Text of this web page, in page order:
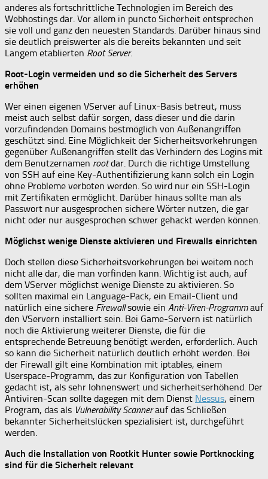
anderes als fortschrittliche Technologien im Bereich des
Webhostings dar. Vor allem in puncto Sicherheit entsprechen
sie voll und ganz den neuesten Standards. Darüber hinaus sind
sie deutlich preiswerter als die bereits bekannten und seit
Langem etablierten Root Server.
Root-Login vermeiden und so die Sicherheit des Servers
erhöhen
Wer einen eigenen VServer auf Linux-Basis betreut, muss
meist auch selbst dafür sorgen, dass dieser und die darin
vorzufindenden Domains bestmöglich von Außenangriffen
geschützt sind. Eine Möglichkeit der Sicherheitsvorkehrungen
gegenüber Außenangriffen stellt das Verhindern des Logins mit
dem Benutzernamen rootdar. Durch die richtige Umstellung
von SSH auf eine Key-Authentifizierung kann solch ein Login
ohne Probleme verboten werden. So wird nur ein SSH-Login
mit Zertifikaten ermöglicht. Darüber hinaus sollte man als
Passwort nur ausgesprochen sichere Wörter nutzen, die gar
nicht oder nur ausgesprochen schwer gehackt werden können.
Möglichst wenige Dienste aktivieren und Firewalls einrichten
Doch stellen diese Sicherheitsvorkehrungen bei weitem noch
nicht alle dar, die man vorfinden kann. Wichtig ist auch, auf
dem VServer möglichst wenige Dienste zu aktivieren. So
sollten maximal ein Language-Pack, ein Email-Client und
natürlich eine sichere Firewallsowie ein Anti-Viren-Programmauf
den VServern installiert sein. Bei Game-Servern ist natürlich
noch die Aktivierung weiterer Dienste, die für die
entsprechende Betreuung benötigt werden, erforderlich. Auch
so kann die Sicherheit natürlich deutlich erhöht werden. Bei
der Firewall gilt eine Kombination mit iptables, einem
Userspace-Programm, das zur Konfiguration von Tabellen
gedacht ist, als sehr lohnenswert und sicherheitserhöhend. Der
Antiviren-Scan sollte dagegen mit dem Dienst Nessus, einem
Program, das als Vulnerability Scannerauf das Schließen
bekannter Sicherheitslücken spezialisiert ist, durchgeführt
werden.
Auch die Installation von Rootkit Hunter sowie Portknocking
sind für die Sicherheit relevant